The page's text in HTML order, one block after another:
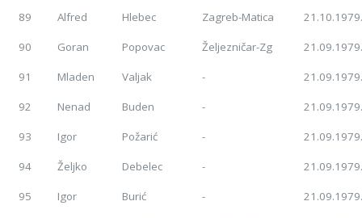
89 Alfred Hlebec Zagreb-Matica
90 Goran Popovac Željezničar-Zg
91 Mladen Valjak -
92 Nenad Buden -
93 Igor Požarić -
94 Željko Debelec -
95 Igor Burić -